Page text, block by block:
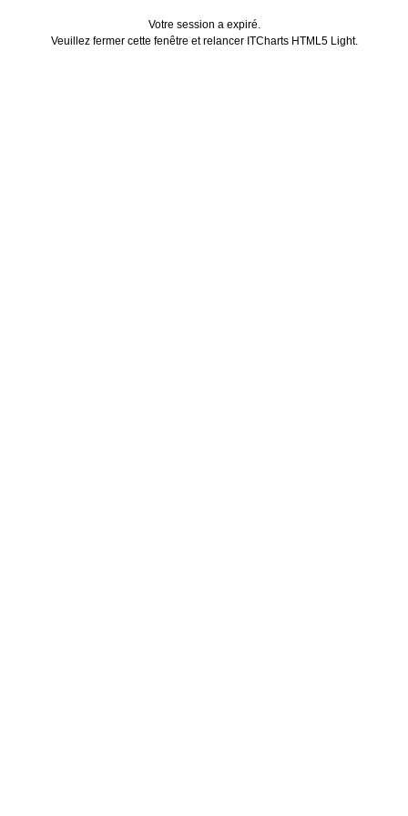
Votre session a expiré.
Veuillez fermer cette fenêtre et relancer ITCharts HTML5 Light.